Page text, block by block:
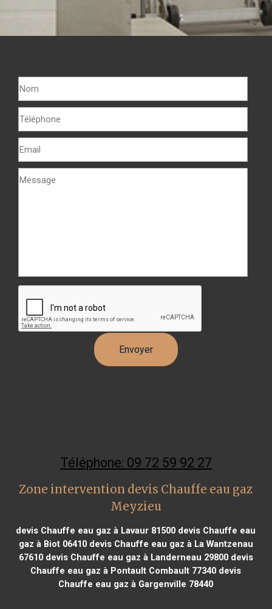
Téléphone: 09 72 59 92 27
Zone intervention devis Chauffe eau gaz
Meyzieu
devis Chauffe eau gaz à Lavaur 81500 devis Chauffe eau
gaz à Biot 06410devis Chauffe eau gaz à La Wantzenau
67610devis Chauffe eau gaz à Landerneau 29800devis
Chauffe eau gaz à Pontault Combault 77340 devis
Chauffe eau gaz à Gargenville 78440